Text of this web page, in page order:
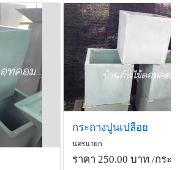
กระถางปูนเปลือย
นครนายก
ราคา 250.00 บาท /กระถ